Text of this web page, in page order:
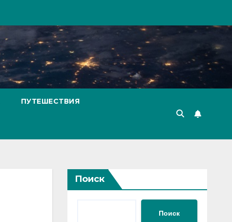
ПУТЕШЕСТВИЯ
Поиск
Поиск